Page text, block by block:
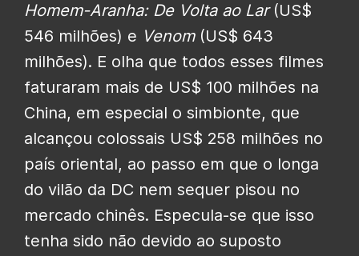
Homem-Aranha: De Volta ao Lar(US$
546 milhões) e Venom(US$ 643
milhões). E olha que todos esses filmes
faturaram mais de US$ 100 milhões na
China, em especial o simbionte, que
alcançou colossais US$ 258 milhões no
país oriental, ao passo em que o longa
do vilão da DC nem sequer pisou no
mercado chinês. Especula-se que isso
tenha sido não devido ao suposto